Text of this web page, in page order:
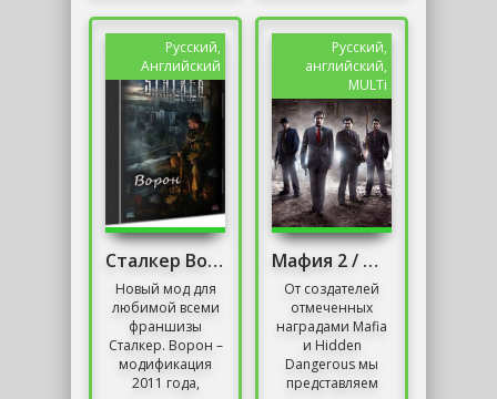
на ПК.
СюжетДействия в
игре строятся...
отсылает к
знаменитым
фильмам про...
Русский,
Английский
Сталкер Ворон
Новый мод для
любимой всеми
франшизы
Сталкер. Ворон –
модификация
2011 года,
Русский,
английский,
MULTi
Мафия 2 / Mafia II: Definitive Edition
От создателей
отмеченных
наградами Mafia
и Hidden
Dangerous мы
представляем